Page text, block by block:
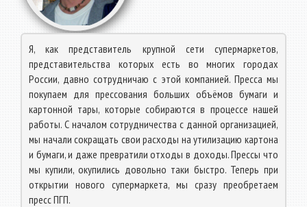
Я, как представитель крупной сети супермаркетов,
представительства которых есть во многих городах
России, давно сотрудничаю с этой компанией. Пресса мы
покупаем для прессования больших объёмов бумаги и
картонной тары, которые собираются в процессе нашей
работы. С началом сотрудничества с данной организацией,
мы начали сокращать свои расходы на утилизацию картона
и бумаги, и даже превратили отходы в доходы. Прессы что
мы купили, окупились довольно таки быстро. Теперь при
открытии нового супермаркета, мы сразу преобретаем
пресс ПГП.